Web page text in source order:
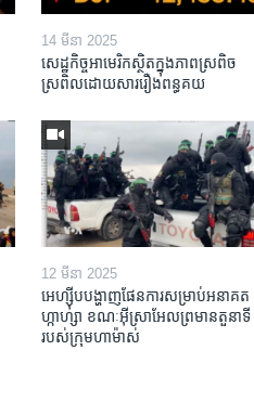
14 មីនា 2025
សេដ្ឋកិច្ច​អាមេរិក​ស្ថិត​ក្នុង​ភាពស្រពិច
ស្រពិល​ដោយសារ​រឿង​ពន្ធគយ
12 មីនា 2025
អេហ្ស៊ីប​បង្ហាញ​ផែនការ​សម្រាប់​អនាគត​
ហ្កាហ្សា ខណៈ​អ៊ីស្រាអែល​ព្រមាន​តួនាទី​
របស់​ក្រុម​ហាម៉ាស់